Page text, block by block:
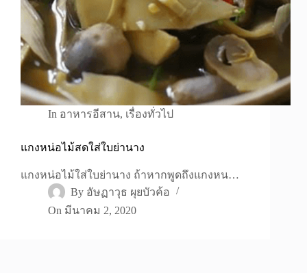
In อาหารอีสาน, เรื่องทั่วไป
แกงหน่อไม้สดใส่ใบย่านาง
แกงหน่อไม้ใส่ใบย่านาง ถ้าหากพูดถึงแกงหน…
By อัษฏาวุธ ผุยบัวค้อ
On มีนาคม 2, 2020